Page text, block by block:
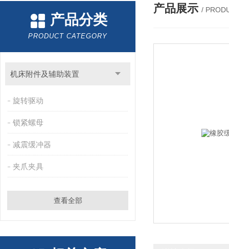
产品分类
PRODUCT CATEGORY
机床附件及辅助装置
旋转驱动
锁紧螺母
减震缓冲器
夹爪夹具
查看全部
产品展示 /